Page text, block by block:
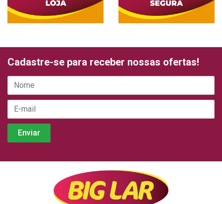
Cadastre-se para receber nossas ofertas!